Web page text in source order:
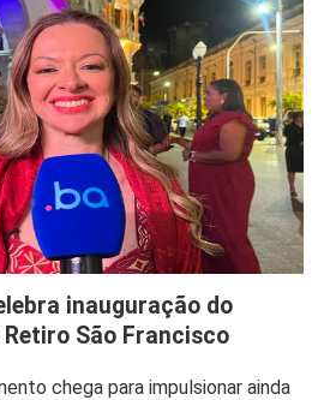
inauguração do
São Francisco
chega para impulsionar ainda